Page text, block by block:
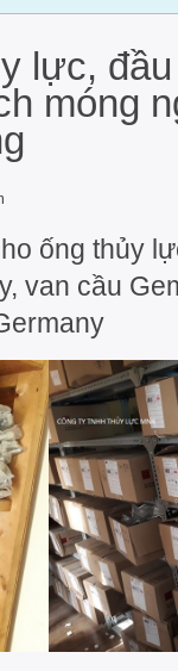
lực,
móng
ống thủy
van cầu